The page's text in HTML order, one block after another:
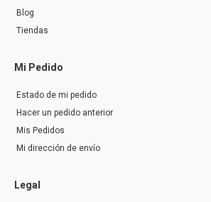
Blog
Tiendas
Mi Pedido
Estado de mi pedido
Hacer un pedido anterior
Mis Pedidos
Mi dirección de envío
Legal